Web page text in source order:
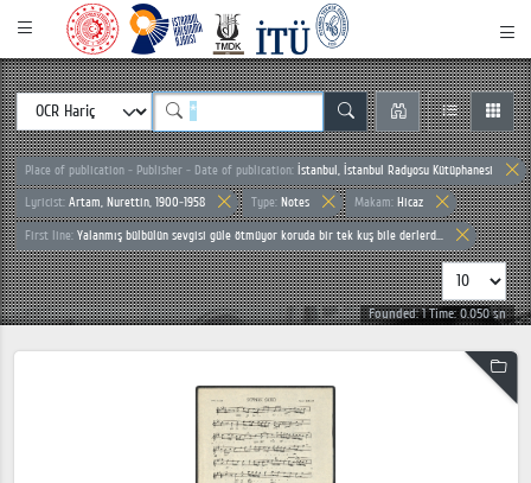
Place of publication - Publisher - Date of publication: İstanbul, İstanbul Radyosu Kütüphanesi
Lyricist: Artam, Nurettin, 1900-1958 Type: Notes Makam: Hicaz
First line: Yalanmış bülbülün sevgisi güle ötmüyor koruda bir tek kuş bile derlerd...
Founded: 1 Time: 0.050 sn